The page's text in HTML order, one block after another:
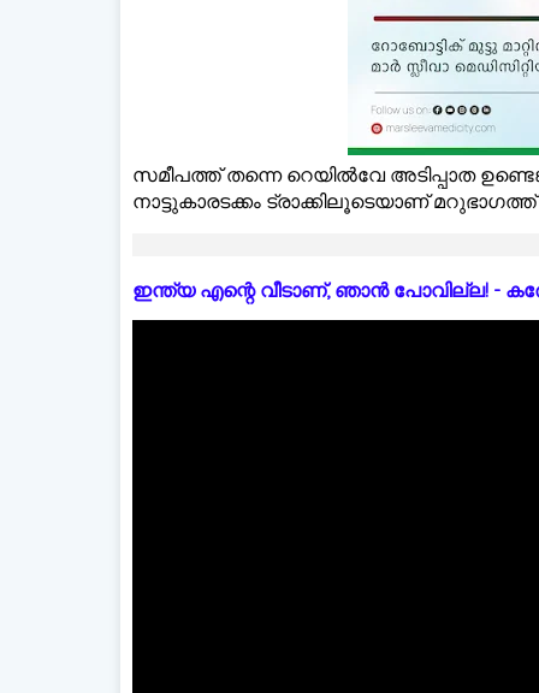
സമീപത്ത് തന്നെ റെയില്‍വേ അടിപ്പാത
നാട്ടുകാരടക്കം ട്രാക്കിലൂടെയാണ്
ഇന്ത്യ എന്റെ വീടാണ്, ഞാൻ പോവില്ല! -